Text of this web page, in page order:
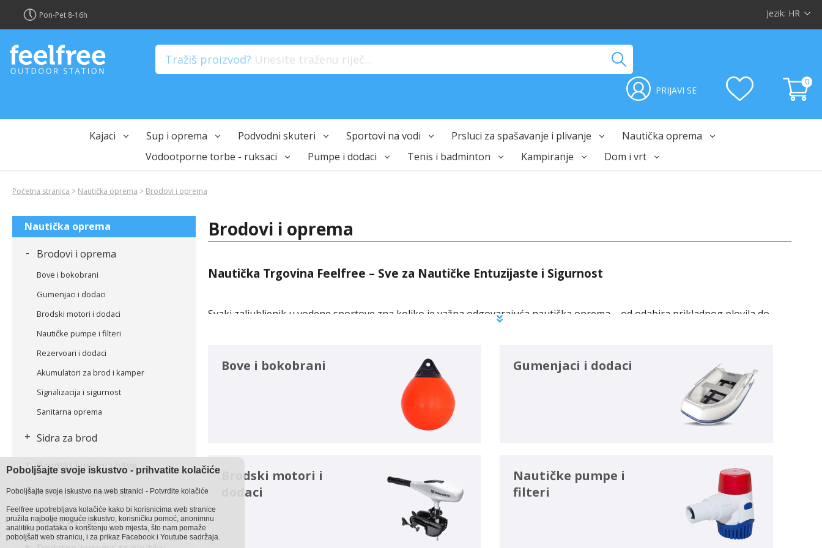
Pon-Pet 8-16h Jezik: HR
Tražiš proizvod? Unesite traženu riječ...
0
PRIJAVI SE
Kajaci Sup i oprema Podvodni skuteri Sportovi na vodi Prsluci za spašavanje i plivanje
Nautička oprema
Vodootporne torbe - ruksaci
Pumpe i dodaci Tenis i badminton Kampiranje Dom i vrt
Početna stranica > Nautička oprema > Brodovi i oprema
Nautička oprema
-
Brodovi i oprema
Bove i bokobrani
Gumenjaci i dodaci
Brodski motori i dodaci
Nautičke pumpe i filteri
Rezervoari i dodaci
Akumulatori za brod i kamper
Signalizacija i sigurnost
Sanitarna oprema
+ Sidra za brod
Brodski konopi i bitve
+ Hladnjaci i zamrzivači
+ Njega plovila
Brodovi i oprema
Nautička Trgovina Feelfree – Sve za Nautičke Entuzijaste i Sigurnost
Svaki zaljubljenik u vodene sportove zna koliko je važna odgovarajuća nautička oprema – od odabira prikladnog plovila do
Naša djelatnost obuhvaća:
Savjetovanje: Dostupni smo za sva pitanja i nudimo opsežne, ažurirane informacije na našoj web stranici.
Testiranje Prije Kupnje: Kupcima iznajmljujemo opremu, poput kajaka, kanua i SUP dasaka. Želimo da budete zaista
Strast: Plovila su naša strast, zato smo postali vodeći predstavnici nautike u Sloveniji.
Sveobuhvatna Nautička Oprema za Sigurnost i Spremnost
Budući da su pravi nautičari uvijek spremni i na najgore uvjete, omogućujemo kupnju cjelokupne opreme koja nikada ne smije
nedostajati ni na jednom plovilu.
Bove i bokobrani Gumenjaci i dodaci
Brodski motori i
dodaci
Nautičke pumpe i
filteri
Poboljšajte svoje iskustvo - prihvatite kolačiće
Poboljšajte svoje iskustvo na web stranici - Potvrdite kolačiće
Feelfree upotrebljava kolačiće kako bi korisnicima web stranice
pružila najbolje moguće iskustvo, korisničku pomoć, anonimnu
analitiku podataka o korištenju web mjesta, što nam pomaže
poboljšati web stranicu, i za prikaz Facebook i Youtube sadržaja.